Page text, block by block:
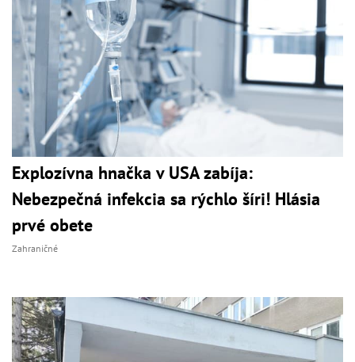
Explozívna hnačka v USA zabíja:
Nebezpečná infekcia sa rýchlo šíri! Hlásia
prvé obete
Zahraničné